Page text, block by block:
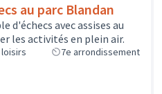
au parc Blandan
d'échecs avec assises au
les activités en plein air.
7e arrondissement